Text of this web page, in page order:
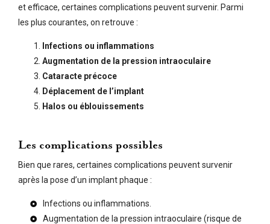
et efficace, certaines complications peuvent survenir. Parmi
les plus courantes, on retrouve :
Infections ou inflammations
Augmentation de la pression intraoculaire
Cataracte précoce
Déplacement de l’implant
Halos ou éblouissements
Les complications possibles
Bien que rares, certaines complications peuvent survenir
après la pose d’un implant phaque :
Infections ou inflammations.
Augmentation de la pression intraoculaire (risque de